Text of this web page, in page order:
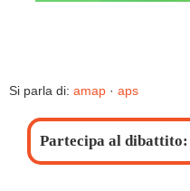
Si parla di: amap · aps
Partecipa al dibattito: